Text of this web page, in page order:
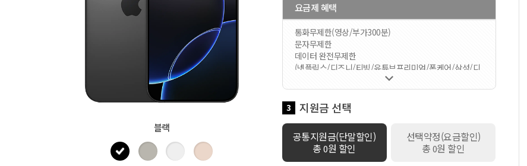
블랙
요금제 혜택
통화무제한(영상/부가300분)
문자무제한
데이터 완전무제한
(넷플릭스/디즈니/티빙/유튜브프리미엄/폰케어/삼성/디
바이스) 중 1가지 선택 가능한 요금제입니다 / 멤버십
VVIP / 공유데이터 100GB 제공 / 로밍데이터 1Mbps /
데이터쉐어링 1회선 무료 / 스마트기기 2회선 무료 / 만
18세 이하 가입시 스쿨덤(공유데이터 2배 제공+안심박
스)자동적용 / 만19세이상 ~ 만34세이하 가입시 Y덤(공유
데이터 2배 제공)자동적용

3 지원금 선택
공통지원금(단말할인)
총0원 할인
선택약정(요금할인)
총0원 할인